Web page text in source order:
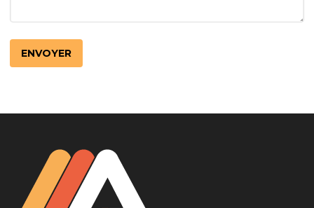
LotoMart
Бай Лото
escort barcelone
https://intimaties.net/es/category/woman-used-
used-panties-es/
eros houston
albanianescort